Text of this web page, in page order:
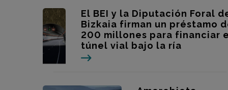
El BEI y la Diputación Foral
Bizkaia firman un préstamo
200 millones para financiar
túnel vial bajo la ría